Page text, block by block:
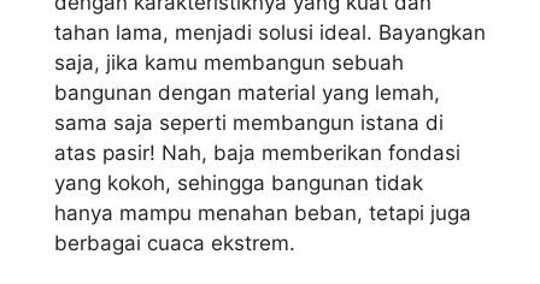
tahan lama, menjadi solusi ideal. Bayangkan
saja, jika kamu membangun sebuah
bangunan dengan material yang lemah,
sama saja seperti membangun istana di
atas pasir! Nah, baja memberikan fondasi
yang kokoh, sehingga bangunan tidak
hanya mampu menahan beban, tetapi juga
berbagai cuaca ekstrem.